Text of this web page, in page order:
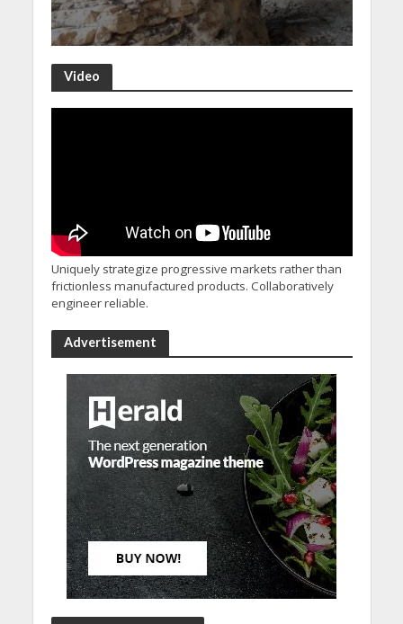
Video
Uniquely strategize progressive markets rather than
frictionless manufactured products. Collaboratively
engineer reliable.
Advertisement